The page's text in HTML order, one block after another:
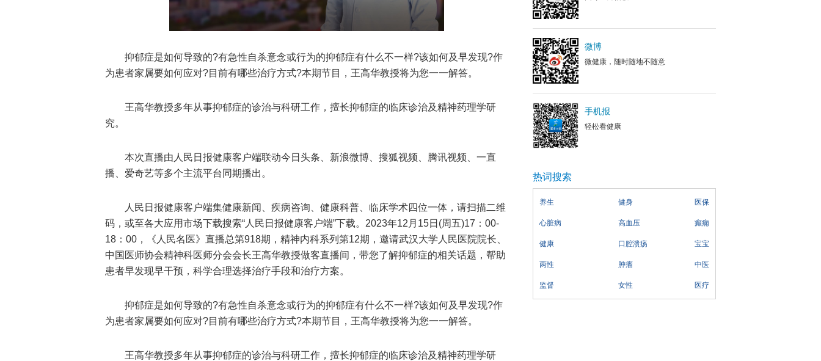
抑郁症是如何导致的?有急性自杀意念或行为的抑郁症有什么不一样?该如何及早发现?作
为患者家属要如何应对?目前有哪些治疗方式?本期节目，王高华教授将为您一一解答。
王高华教授多年从事抑郁症的诊治与科研工作，擅长抑郁症的临床诊治及精神药理学研
究。
本次直播由人民日报健康客户端联动今日头条、新浪微博、搜狐视频、腾讯视频、一直
播、爱奇艺等多个主流平台同期播出。
人民日报健康客户端集健康新闻、疾病咨询、健康科普、临床学术四位一体，请扫描二维
码，或至各大应用市场下载搜索“人民日报健康客户端”下载。2023年12月15日(周五)17：00-
18：00，《人民名医》直播总第918期，精神内科系列第12期，邀请武汉大学人民医院院长、
中国医师协会精神科医师分会会长王高华教授做客直播间，带您了解抑郁症的相关话题，帮助
患者早发现早干预，科学合理选择治疗手段和治疗方案。
抑郁症是如何导致的?有急性自杀意念或行为的抑郁症有什么不一样?该如何及早发现?作
为患者家属要如何应对?目前有哪些治疗方式?本期节目，王高华教授将为您一一解答。
王高华教授多年从事抑郁症的诊治与科研工作，擅长抑郁症的临床诊治及精神药理学研
微博
微健康，随时随地不随意
手机报
轻松看健康
热词搜索
养生 健身 医保
心脏病 高血压 癫痫
健康 口腔溃疡 宝宝
两性 肿瘤 中医
监督 女性 医疗